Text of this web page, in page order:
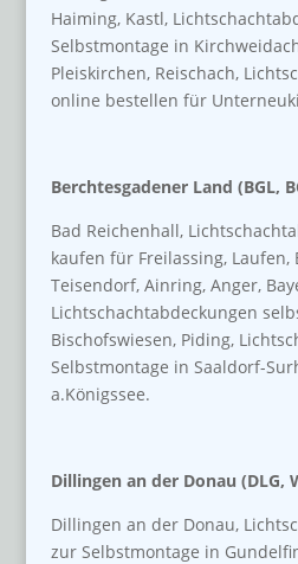
Haiming, Kastl,
Selbstmontage in
Pleiskirchen, Reischach,
online bestellen für
Berchtesgadener Land (BGL,
Bad Reichenhall,
kaufen für Freilassing, Laufen,
Teisendorf, Ainring, Anger,
Lichtschachtabdeckungen
Bischofswiesen, Piding,
Selbstmontage in Saaldorf-
a.Königssee.
Dillingen an der Donau (DLG,
Dillingen an der Donau,
zur Selbstmontage in